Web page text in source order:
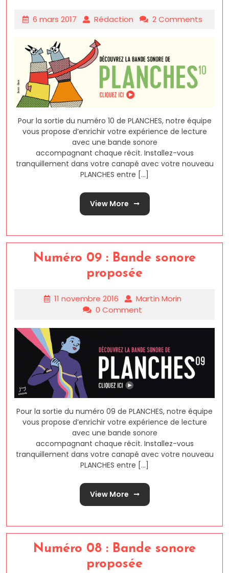
6 mars 2017 Rédaction 2 Comments
Pour la sortie du numéro 10 de PLANCHES, notre équipe
vous propose d’enrichir votre expérience de lecture
avec une bande sonore
accompagnant chaque récit. Installez-vous
tranquillement dans votre canapé avec votre nouveau
PLANCHES entre [...]
View More
Numéro 09 : Bande sonore
proposée
11 novembre 2016
Martin Morin
0 Comment
Pour la sortie du numéro 09 de PLANCHES, notre équipe
vous propose d’enrichir votre expérience de lecture
avec une bande sonore
accompagnant chaque récit. Installez-vous
tranquillement dans votre canapé avec votre nouveau
PLANCHES entre [...]
View More
Numéro 08 : Bande sonore
proposée